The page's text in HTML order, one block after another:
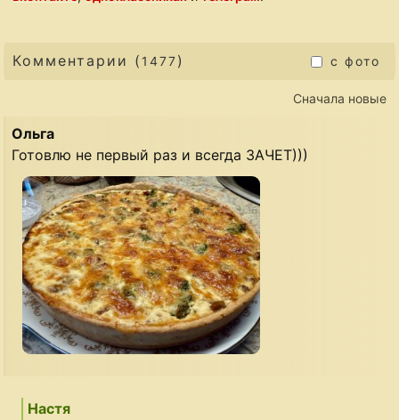
Комментарии ( 1477) с фото
Сначала новые
Ольга
Готовлю не первый раз и всегда ЗАЧЕТ)))
Настя